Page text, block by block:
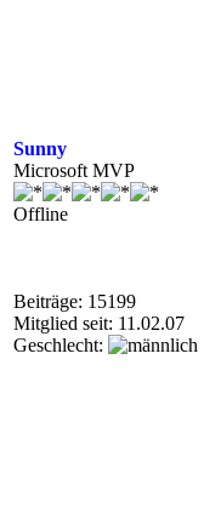
Sunny
Microsoft MVP
Offline
Beiträge: 15199
Mitglied seit: 11.02.07
Geschlecht: